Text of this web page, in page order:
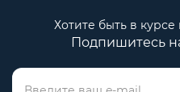
Хотите быть в
Подпишитесь